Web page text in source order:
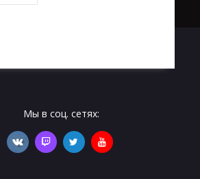
Мы в соц. сетях: